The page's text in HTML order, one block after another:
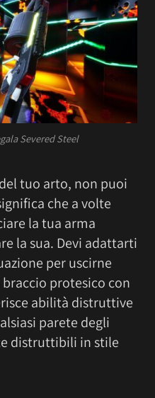
Severed Steel
tuo arto, non puoi
che a volte
la tua arma
la sua. Devi adattarti
per uscirne
protesico con
abilità distruttive
parete degli
distruttibili in stile